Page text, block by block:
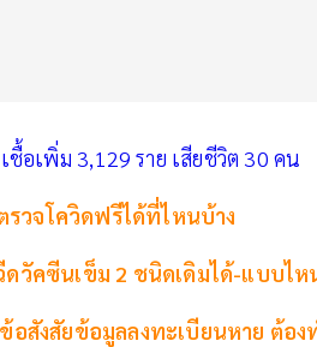
ชื้อเพิ่ม 3,129 ราย เสียชีวิต 30 คน
รวจโควิดฟรีได้ที่ไหนบ้าง
วัคซีนเข็ม 2 ชนิดเดิมได้-แบบไ
สังสัยข้อมูลลงทะเบียนหาย ต้อง